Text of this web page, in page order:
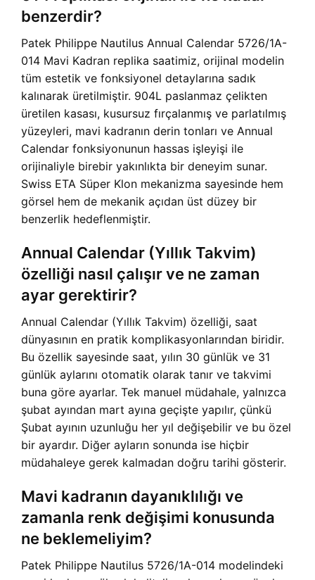
benzerdir?
Patek Philippe Nautilus Annual Calendar 5726/1A-
014 Mavi Kadran replika saatimiz, orijinal modelin
tüm estetik ve fonksiyonel detaylarına sadık
kalınarak üretilmiştir. 904L paslanmaz çelikten
üretilen kasası, kusursuz fırçalanmış ve parlatılmış
yüzeyleri, mavi kadranın derin tonları ve Annual
Calendar fonksiyonunun hassas işleyişi ile
orijinaliyle birebir yakınlıkta bir deneyim sunar.
Swiss ETA Süper Klon mekanizma sayesinde hem
görsel hem de mekanik açıdan üst düzey bir
benzerlik hedeflenmiştir.
Annual Calendar (Yıllık Takvim)
özelliği nasıl çalışır ve ne zaman
ayar gerektirir?
Annual Calendar (Yıllık Takvim) özelliği, saat
dünyasının en pratik komplikasyonlarından biridir.
Bu özellik sayesinde saat, yılın 30 günlük ve 31
günlük aylarını otomatik olarak tanır ve takvimi
buna göre ayarlar. Tek manuel müdahale, yalnızca
şubat ayından mart ayına geçişte yapılır, çünkü
Şubat ayının uzunluğu her yıl değişebilir ve bu özel
bir ayardır. Diğer ayların sonunda ise hiçbir
müdahaleye gerek kalmadan doğru tarihi gösterir.
Mavi kadranın dayanıklılığı ve
zamanla renk değişimi konusunda
ne beklemeliyim?
Patek Philippe Nautilus 5726/1A-014 modelindeki